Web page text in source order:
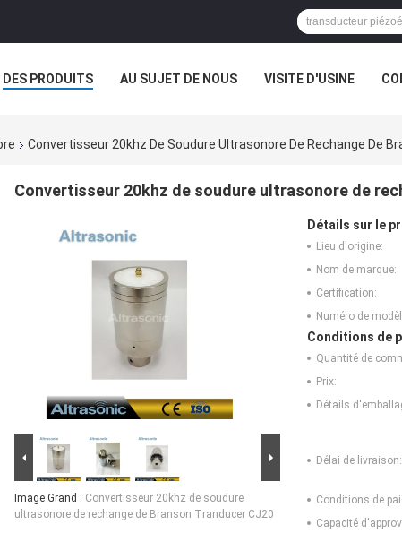
DES PRODUITS AU SUJET DE NOUS VISITE D'USINE
Convertisseur 20khz De Soudure Ultrasonore De Rechange De
Convertisseur 20khz de soudure ultrasonore de
Image Grand : Convertisseur 20khz de soudure
ultrasonore de rechange de Branson Tranducer CJ20
Détails sur le
Lieu d'origine:
Nom de marque:
Certification:
Numéro de
Conditions de
Quantité de
Prix:
Détails
Délai de livraison:
Conditions de
Capacité